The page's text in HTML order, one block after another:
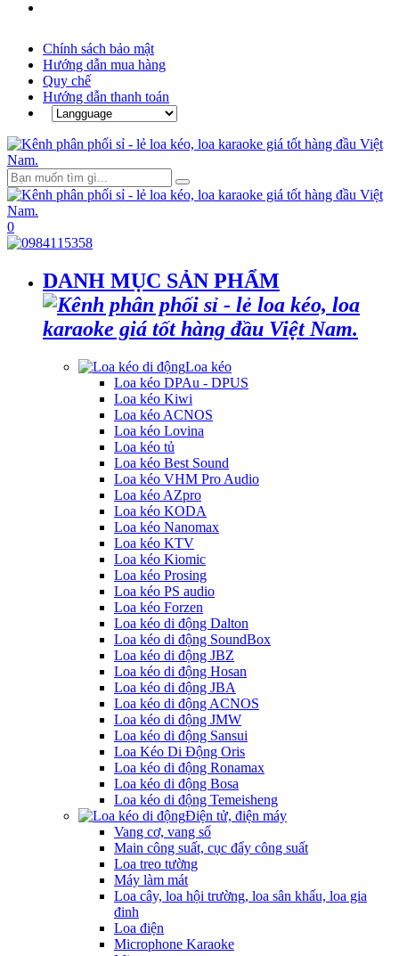
Chính sách bảo mật
Hướng dẫn mua hàng
Quy chế
Hướng dẫn thanh toán
0
DANH MỤC SẢN PHẨM
Loa kéo
Loa kéo DPAu - DPUS
Loa kéo Kiwi
Loa kéo ACNOS
Loa kéo Lovina
Loa kéo tủ
Loa kéo Best Sound
Loa kéo VHM Pro Audio
Loa kéo AZpro
Loa kéo KODA
Loa kéo Nanomax
Loa kéo KTV
Loa kéo Kiomic
Loa kéo Prosing
Loa kéo PS audio
Loa kéo Forzen
Loa kéo di động Dalton
Loa kéo di động SoundBox
Loa kéo di động JBZ
Loa kéo di động Hosan
Loa kéo di động JBA
Loa kéo di động ACNOS
Loa kéo di động JMW
Loa kéo di động Sansui
Loa Kéo Di Động Oris
Loa kéo di động Ronamax
Loa kéo di động Bosa
Loa kéo di động Temeisheng
Điện tử, điện máy
Vang cơ, vang số
Main công suất, cục đẩy công suất
Loa treo tường
Máy làm mát
Loa cây, loa hội trường, loa sân khấu, loa gia
đinh
Loa điện
Microphone Karaoke